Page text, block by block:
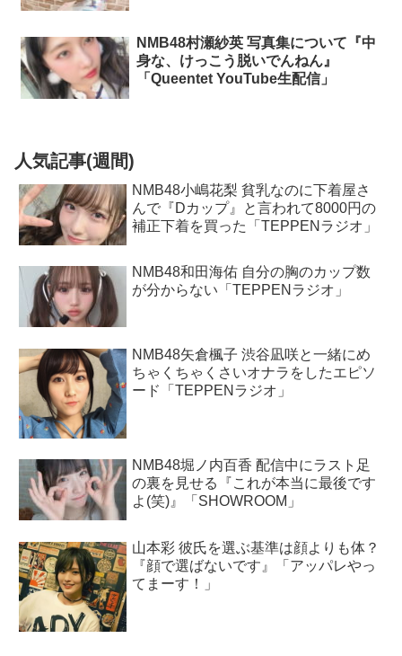
NMB48村瀬紗英 写真集について『中
身な、けっこう脱いでんねん』
「Queentet YouTube生配信」
人気記事(週間)
NMB48小嶋花梨 貧乳なのに下着屋さ
んで『Dカップ』と言われて8000円の
補正下着を買った「TEPPENラジオ」
NMB48和田海佑 自分の胸のカップ数
が分からない「TEPPENラジオ」
NMB48矢倉楓子 渋谷凪咲と一緒にめ
ちゃくちゃくさいオナラをしたエピソ
ード「TEPPENラジオ」
NMB48堀ノ内百香 配信中にラスト足
の裏を見せる『これが本当に最後です
よ(笑)』「SHOWROOM」
山本彩 彼氏を選ぶ基準は顔よりも体？
『顔で選ばないです』「アッパレやっ
てまーす！」